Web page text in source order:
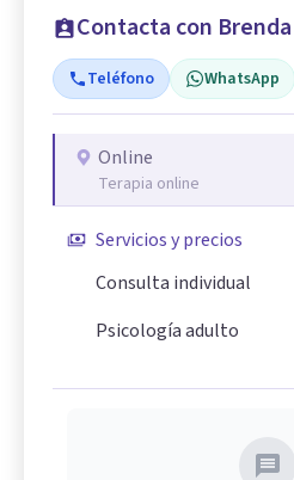
Contacta con
Teléfono WhatsApp
Online
Terapia online
Servicios y precios
Consulta individual
Psicología adulto